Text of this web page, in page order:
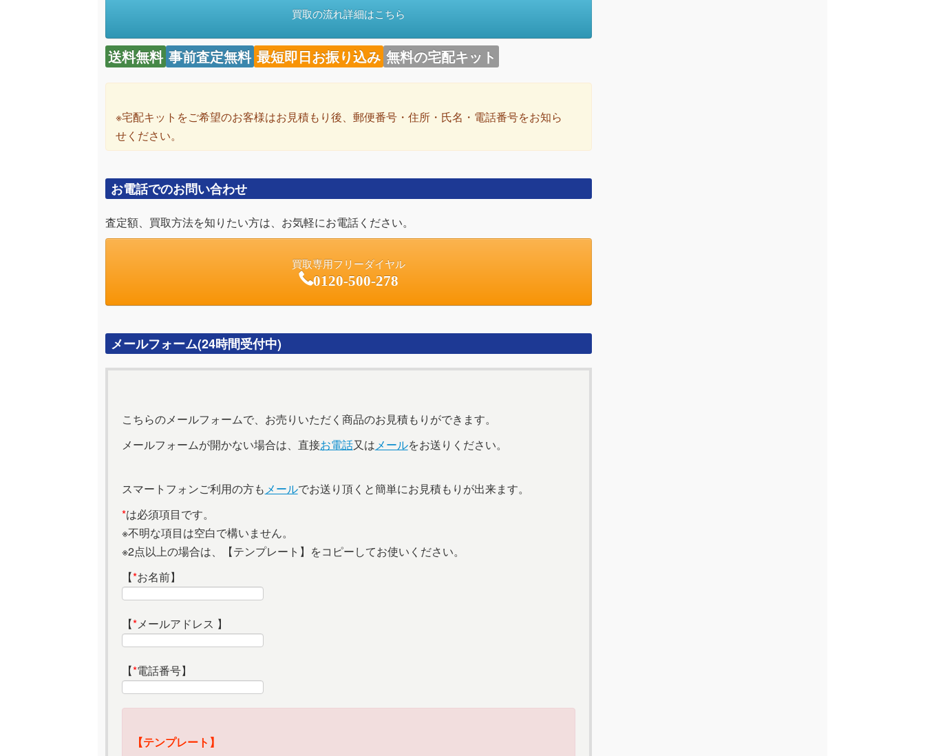
買取の流れ詳細はこちら
送料無料 事前査定無料 最短即日お振り込み 無料の宅配キット
※宅配キットをご希望のお客様はお見積もり後、郵便番号・住所・氏名・電話番号をお知ら
せください。
お電話でのお問い合わせ
査定額、買取方法を知りたい方は、お気軽にお電話ください。
買取専用フリーダイヤル
0120-500-278
メールフォーム(24時間受付中)
こちらのメールフォームで、お売りいただく商品のお見積もりができます。
メールフォームが開かない場合は、直接お電話又はメールをお送りください。
スマートフォンご利用の方もメールでお送り頂くと簡単にお見積もりが出来ます。
*は必須項目です。
※不明な項目は空白で構いません。
※2点以上の場合は、【テンプレート】をコピーしてお使いください。
【*お名前】
【*メールアドレス 】
【*電話番号】
【テンプレート】